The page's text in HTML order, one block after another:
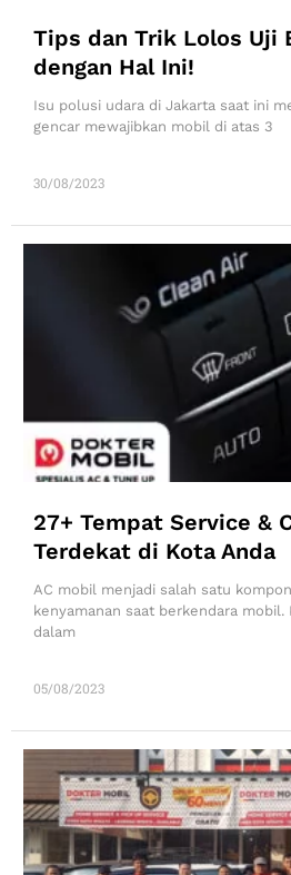
Tips dan Trik Lolos Uji
dengan Hal Ini!
30/08/2023
Isu polusi udara di Jakarta saat ini
gencar mewajibkan mobil di atas 3
27+ Tempat Service &
Terdekat di Kota Anda
05/08/2023
AC mobil menjadi salah satu
kenyamanan saat berkendara mobil.
dalam